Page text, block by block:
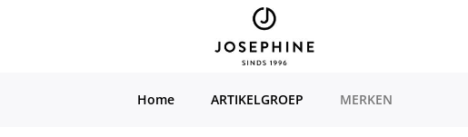
Home ARTIKELGROEP MERKEN